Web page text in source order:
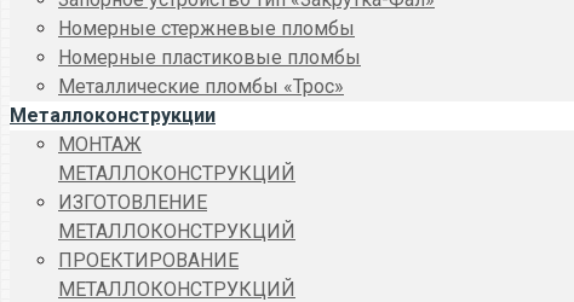
Номерные стержневые пломбы
Номерные пластиковые пломбы
Металлические пломбы «Трос»
Металлоконструкции
МОНТАЖ
МЕТАЛЛОКОНСТРУКЦИЙ
ИЗГОТОВЛЕНИЕ
МЕТАЛЛОКОНСТРУКЦИЙ
ПРОЕКТИРОВАНИЕ
МЕТАЛЛОКОНСТРУКЦИЙ